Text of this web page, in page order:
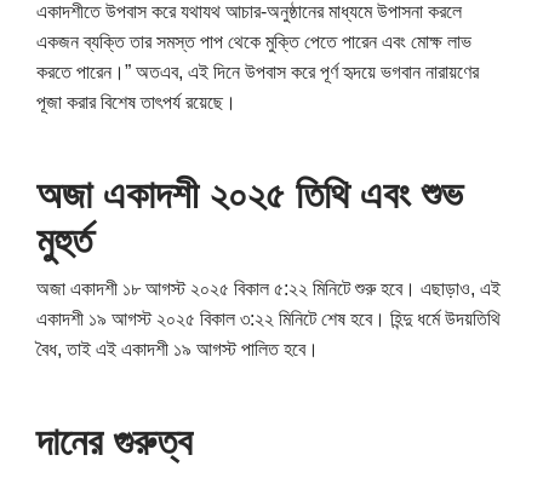
একাদশীতে উপবাস করে যথাযথ আচার-অনুষ্ঠানের মাধ্যমে উপাসনা করলে
একজন ব্যক্তি তার সমস্ত পাপ থেকে মুক্তি পেতে পারেন এবং মোক্ষ লাভ
করতে পারেন।” অতএব, এই দিনে উপবাস করে পূর্ণ হৃদয়ে ভগবান নারায়ণের
পূজা করার বিশেষ তাৎপর্য রয়েছে।
অজা একাদশী ২০২৫ তিথি এবং শুভ
মুহুর্ত
অজা একাদশী ১৮ আগস্ট ২০২৫ বিকাল ৫:২২ মিনিটে শুরু হবে। এছাড়াও, এই
একাদশী ১৯ আগস্ট ২০২৫ বিকাল ৩:২২ মিনিটে শেষ হবে। হিন্দু ধর্মে উদয়তিথি
বৈধ, তাই এই একাদশী ১৯ আগস্ট পালিত হবে।
দানের গুরুত্ব